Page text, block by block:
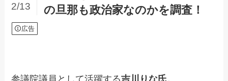
の旦那も政治家なのかを調査！
2/13
広告